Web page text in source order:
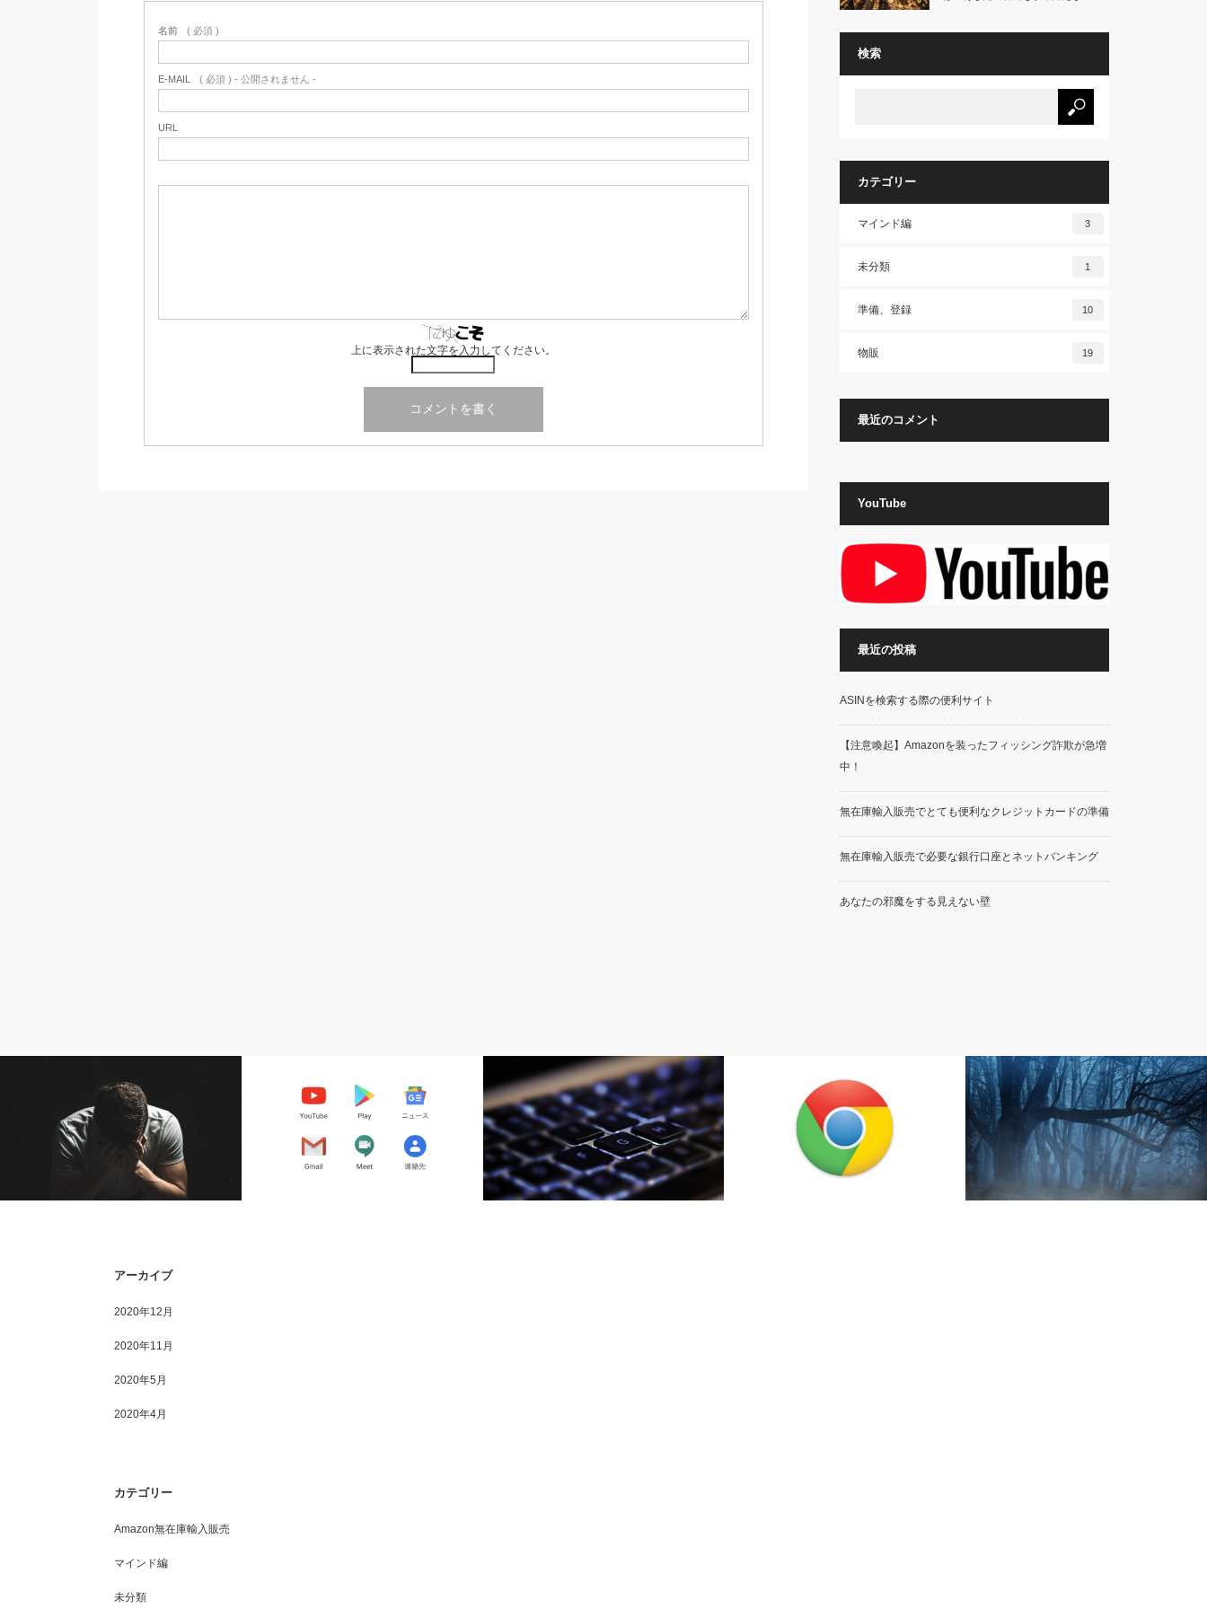
名前 ( 必須 )
E-MAIL ( 必須 ) - 公開されません -
URL
上に表示された文字を入力してください。
検索
カテゴリー
マインド編 3
未分類 1
準備、登録 10
物販 19
最近のコメント
YouTube
最近の投稿
ASINを検索する際の便利サイト
【注意喚起】Amazonを装ったフィッシング詐欺が急増
中！
無在庫輸入販売でとても便利なクレジットカードの準備
無在庫輸入販売で必要な銀行口座とネットバンキング
あなたの邪魔をする見えない壁
サスペンドシーズン到来か！？
アーカイブ
2020年12月
2020年11月
2020年5月
2020年4月
カテゴリー
Amazon無在庫輸入販売
マインド編
未分類